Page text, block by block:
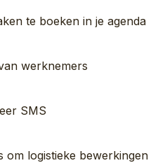
te boeken in je agenda
werknemers
SMS
om logistieke bewerkingen